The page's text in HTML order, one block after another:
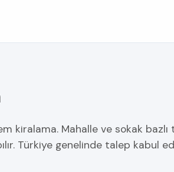
kiralama. Mahalle ve sokak
Türkiye genelinde talep kabul